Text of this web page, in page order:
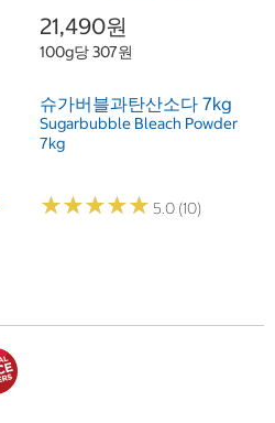
21,490원
100g당 307원
슈가버블과탄산소다 7kg
Sugarbubble Bleach Powder
7kg
★★★★★
★★★★★ 5.0 (10)